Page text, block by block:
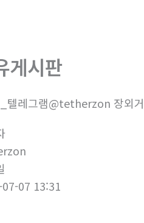
게시판
텔레그램@tetherzon 장외
07 13:31